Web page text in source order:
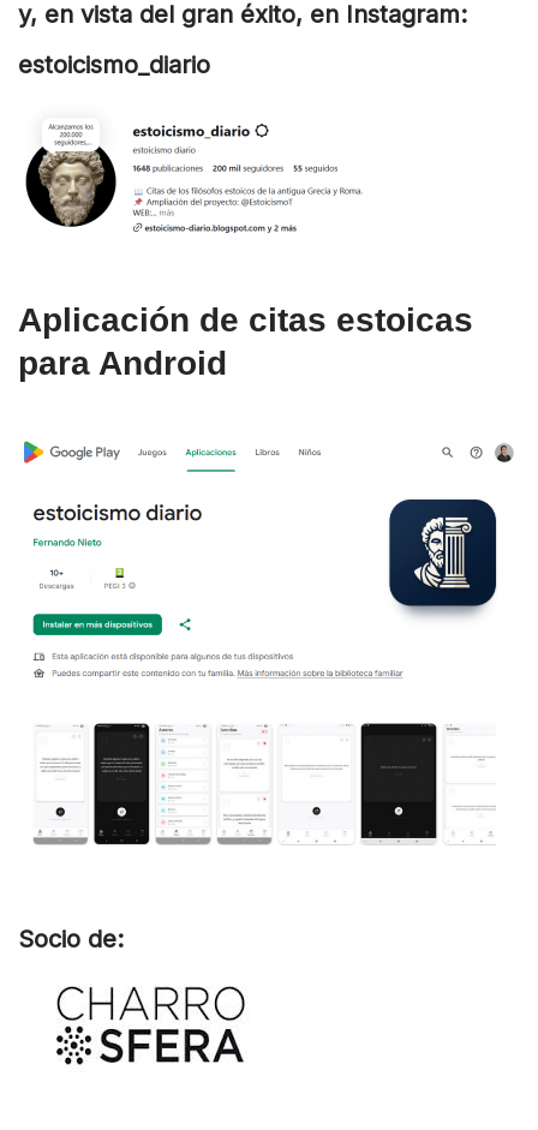
y, en vista del gran éxito, en Instagram:
estoicismo_diario
Aplicación de citas estoicas
para Android
Socio de: